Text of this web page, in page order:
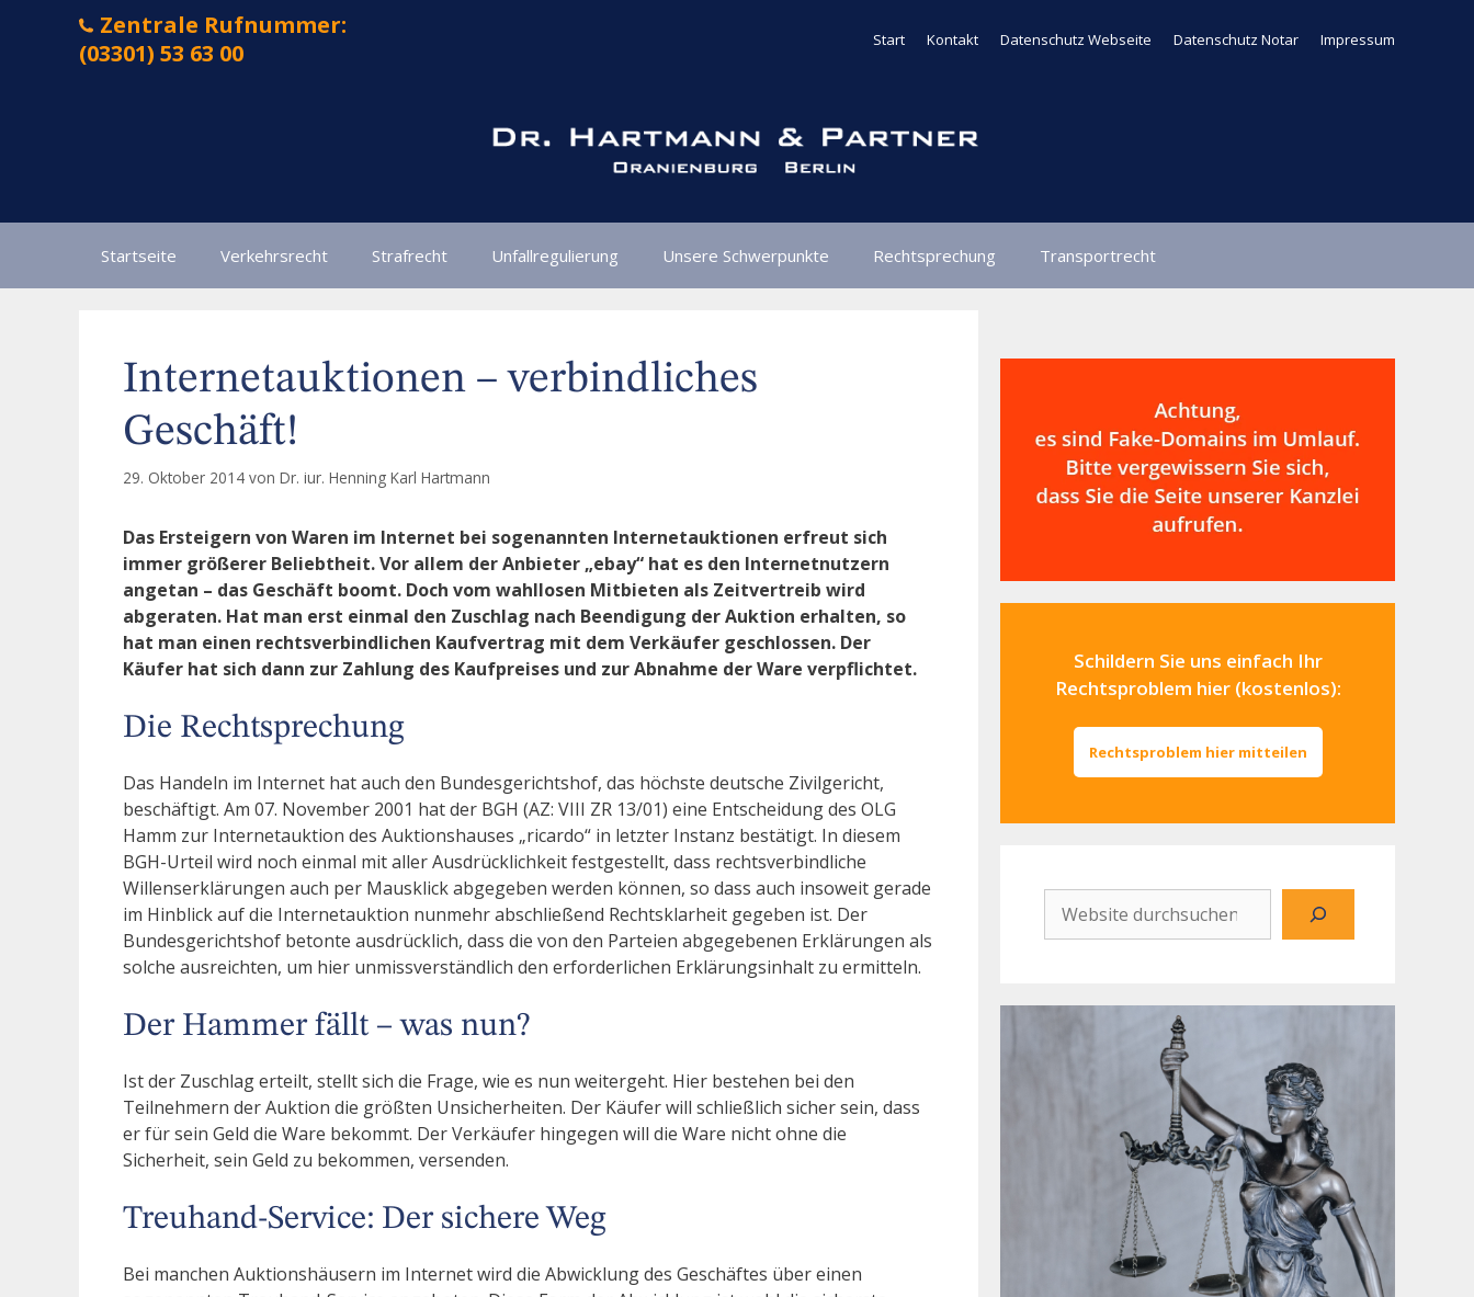
Zentrale Rufnummer:
(03301) 53 63 00
Start Kontakt Datenschutz Webseite Datenschutz Notar Impressum
Startseite Verkehrsrecht Strafrecht Unfallregulierung Unsere Schwerpunkte Rechtsprechung Transportrecht
Internetauktionen – verbindliches
Geschäft!
29. Oktober 2014 von Dr. iur. Henning Karl Hartmann
Das Ersteigern von Waren im Internet bei sogenannten Internetauktionen erfreut sich
immer größerer Beliebtheit. Vor allem der Anbieter „ebay“ hat es den Internetnutzern
angetan – das Geschäft boomt. Doch vom wahllosen Mitbieten als Zeitvertreib wird
abgeraten. Hat man erst einmal den Zuschlag nach Beendigung der Auktion erhalten, so
hat man einen rechtsverbindlichen Kaufvertrag mit dem Verkäufer geschlossen. Der
Käufer hat sich dann zur Zahlung des Kaufpreises und zur Abnahme der Ware verpflichtet.
Die Rechtsprechung
Das Handeln im Internet hat auch den Bundesgerichtshof, das höchste deutsche Zivilgericht,
beschäftigt. Am 07. November 2001 hat der BGH (AZ: VIII ZR 13/01) eine Entscheidung des OLG
Hamm zur Internetauktion des Auktionshauses „ricardo“ in letzter Instanz bestätigt. In diesem
BGH-Urteil wird noch einmal mit aller Ausdrücklichkeit festgestellt, dass rechtsverbindliche
Willenserklärungen auch per Mausklick abgegeben werden können, so dass auch insoweit gerade
im Hinblick auf die Internetauktion nunmehr abschließend Rechtsklarheit gegeben ist. Der
Bundesgerichtshof betonte ausdrücklich, dass die von den Parteien abgegebenen Erklärungen als
solche ausreichten, um hier unmissverständlich den erforderlichen Erklärungsinhalt zu ermitteln.
Der Hammer fällt – was nun?
Ist der Zuschlag erteilt, stellt sich die Frage, wie es nun weitergeht. Hier bestehen bei den
Teilnehmern der Auktion die größten Unsicherheiten. Der Käufer will schließlich sicher sein, dass
er für sein Geld die Ware bekommt. Der Verkäufer hingegen will die Ware nicht ohne die
Sicherheit, sein Geld zu bekommen, versenden.
Treuhand-Service: Der sichere Weg
Bei manchen Auktionshäusern im Internet wird die Abwicklung des Geschäftes über einen
Schildern Sie uns einfach Ihr
Rechtsproblem hier (kostenlos):
Rechtsproblem hier mitteilen
Website
durchsuchen